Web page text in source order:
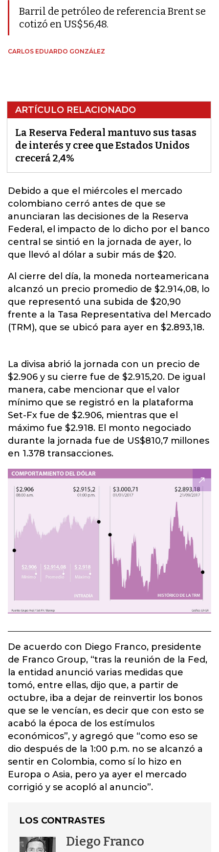
Barril de petróleo de referencia Brent se
cotizó en US$56,48.
CARLOS EDUARDO GONZÁLEZ
ARTÍCULO RELACIONADO
La Reserva Federal mantuvo sus tasas
de interés y cree que Estados Unidos
crecerá 2,4%
Debido a que el miércoles el mercado
colombiano cerró antes de que se
anunciaran las decisiones de la Reserva
Federal , el impacto de lo dicho por el banco
central se sintió en la jornada de ayer, lo
que llevó al dólar a subir más de $20.
Al cierre del día, la moneda norteamericana
alcanzó un precio promedio de $2.914,08, lo
que representó una subida de $20,90
frente a la Tasa Representativa del Mercado
(TRM), que se ubicó para ayer en $2.893,18.
La divisa abrió la jornada con un precio de
$2.906 y su cierre fue de $2.915,20. De igual
manera, cabe mencionar que el valor
mínimo que se registró en la plataforma
Set-Fx fue de $2.906, mientras que el
máximo fue $2.918. El monto negociado
durante la jornada fue de US$810,7 millones
en 1.378 transacciones.
De acuerdo con Diego Franco, presidente
de Franco Group, “tras la reunión de la Fed,
la entidad anunció varias medidas que
tomó, entre ellas, dijo que, a partir de
octubre, iba a dejar de reinvertir los bonos
que se le vencían, es decir que con esto se
acabó la época de los estímulos
económicos”, y agregó que “como eso se
dio después de la 1:00 p.m. no se alcanzó a
sentir en Colombia, como sí lo hizo en
Europa o Asia, pero ya ayer el mercado
corrigió y se acopló al anuncio”.
LOS CONTRASTES
Diego Franco